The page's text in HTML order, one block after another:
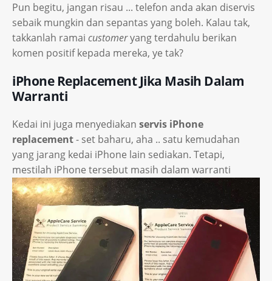
Pun begitu, jangan risau ... telefon anda akan diservis
sebaik mungkin dan sepantas yang boleh. Kalau tak,
takkanlah ramai customeryang terdahulu berikan
komen positif kepada mereka, ye tak?
iPhone Replacement Jika Masih Dalam
Warranti
Kedai ini juga menyediakan servis iPhone
replacement- set baharu, aha .. satu kemudahan
yang jarang kedai iPhone lain sediakan. Tetapi,
mestilah iPhone tersebut masih dalam warranti